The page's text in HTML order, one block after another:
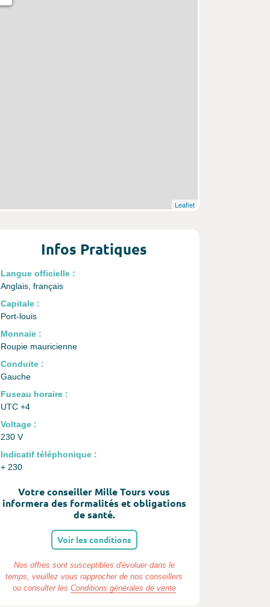
Leaflet
Infos Pratiques
Langue officielle :
Anglais, français
Capitale :
Port-louis
Monnaie :
Roupie mauricienne
Conduite :
Gauche
Fuseau horaire :
UTC +4
Voltage :
230 V
Indicatif téléphonique :
+ 230
Votre conseiller Mille Tours vous
informera des formalités et obligations
de santé.
Voir les conditions
Nos offres sont susceptibles d'évoluer dans le
temps, veuillez vous rapprocher de nos conseillers
ou consulter les Conditions générales de vente